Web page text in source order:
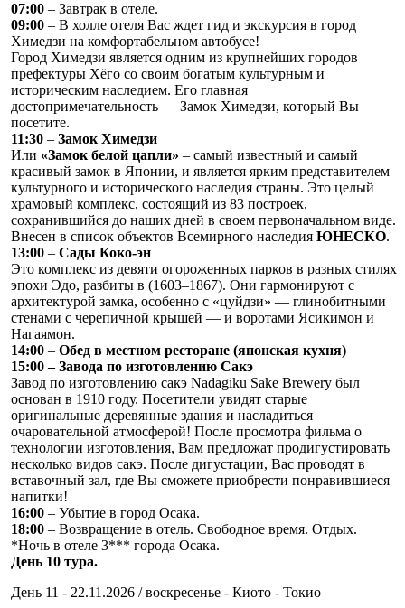
07:00 – Завтрак в отеле.
09:00 – В холле отеля Вас ждет гид и экскурсия в город
Химедзи на комфортабельном автобусе!
Город Химедзи является одним из крупнейших городов
префектуры Хёго со своим богатым культурным и
историческим наследием. Его главная
достопримечательность — Замок Химедзи, который Вы
посетите.
11:30 – Замок Химедзи
Или «Замок белой цапли» – самый известный и самый
красивый замок в Японии, и является ярким представителем
культурного и исторического наследия страны. Это целый
храмовый комплекс, состоящий из 83 построек,
сохранившийся до наших дней в своем первоначальном виде.
Внесен в список объектов Всемирного наследия ЮНЕСКО.
13:00 – Сады Коко-эн
Это комплекс из девяти огороженных парков в разных стилях
эпохи Эдо, разбиты в (1603–1867). Они гармонируют с
архитектурой замка, особенно с «цуйдзи» — глинобитными
стенами с черепичной крышей — и воротами Ясикимон и
Нагаямон.
14:00 – Обед в местном ресторане (японская кухня)
15:00 – Завода по изготовлению Сакэ
Завод по изготовлению сакэ Nadagiku Sake Brewery был
основан в 1910 году. Посетители увидят старые
оригинальные деревянные здания и насладиться
очаровательной атмосферой! После просмотра фильма о
технологии изготовления, Вам предложат продигустировать
несколько видов сакэ. После дигустации, Вас проводят в
вставочный зал, где Вы сможете приобрести понравившиеся
напитки!
16:00 – Убытие в город Осака.
18:00 – Возвращение в отель. Свободное время. Отдых.
*Ночь в отеле 3*** города Осака.
День 10 тура.
День 11 - 22.11.2026 / воскресенье - Киото - Токио